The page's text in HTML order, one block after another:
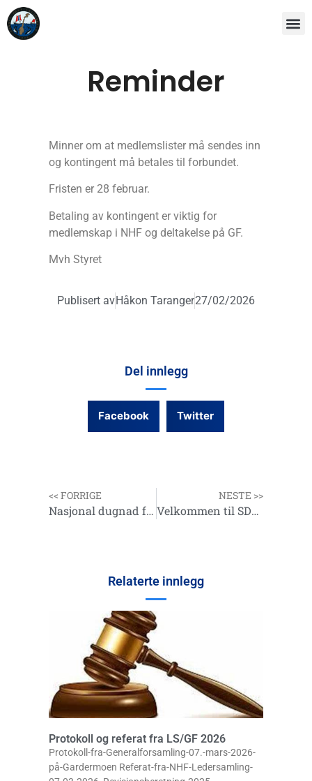
Reminder
Minner om at medlemslister må sendes inn
og kontingent må betales til forbundet.
Fristen er 28 februar.
Betaling av kontingent er viktig for
medlemskap i NHF og deltakelse på GF.
Mvh Styret
Publisert avHåkon Taranger27/02/2026
Del innlegg
Facebook Twitter
<< FORRIGE
Nasjonal dugnad for havfiskesporten.
NESTE >>
Velkommen til SDSFC
Relaterte innlegg
Protokoll og referat fra LS/GF 2026
Protokoll-fra-Generalforsamling-07.-mars-2026-
på-Gardermoen Referat-fra-NHF-Ledersamling-